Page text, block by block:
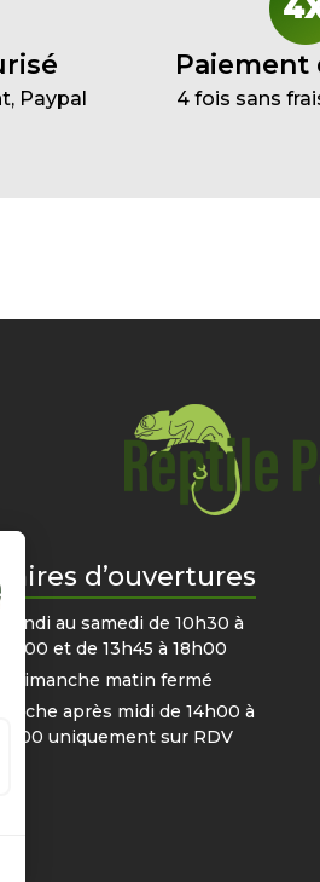
Paypal
Paiement
4 fois sans
d’ouvertures
lundi au samedi de 10h30 à
et de 13h45 à 18h00
Dimanche matin fermé
après midi de 14h00 à
16h00 uniquement sur RDV